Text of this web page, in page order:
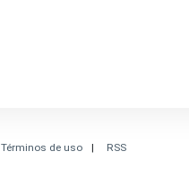
Términos de uso RSS